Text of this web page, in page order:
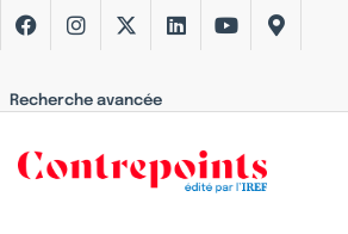
Recherche avancée